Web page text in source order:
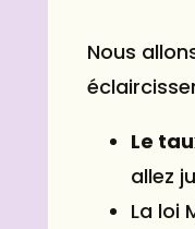
Nous
Le
allez
La loi